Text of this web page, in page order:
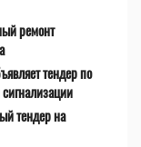
ремонт
тендер по
тендер на